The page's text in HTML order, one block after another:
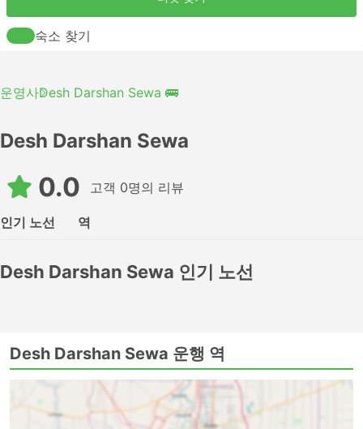
숙소 찾기
운영사Desh Darshan Sewa 🚌
Desh Darshan Sewa
0.0 고객 0명의 리뷰
인기 노선 역
Desh Darshan Sewa 인기 노선
Desh Darshan Sewa 운행 역